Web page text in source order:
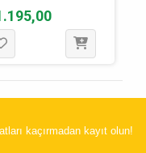
M - L, Petrol
1 M - 20 Mm
kaçırmadan kayıt olun!